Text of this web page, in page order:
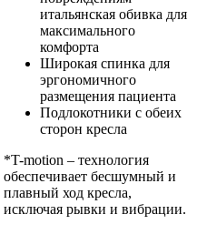
итальянская обивка для
максимального
комфорта
Широкая спинка для
эргономичного
размещения пациента
Подлокотники с обеих
сторон кресла
*T-motion – технология
обеспечивает бесшумный и
плавный ход кресла,
исключая рывки и вибрации.